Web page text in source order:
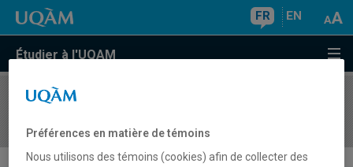
FR EN
Étudier à l'UQAM
COURS//
Préférences en matière de témoins
Nous utilisons des témoins (cookies) afin de collecter des